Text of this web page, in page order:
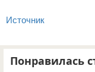
Источник
Понравилась